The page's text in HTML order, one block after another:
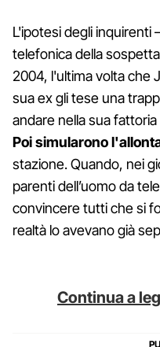
L'ipotesi degli inquirenti
telefonica della
2004, l'ultima volta che
sua ex gli tese una
andare nella sua
Poi simularono
stazione. Quando, nei
parenti dell’uomo da
convincere tutti che si
realtà lo avevano già
Continua a